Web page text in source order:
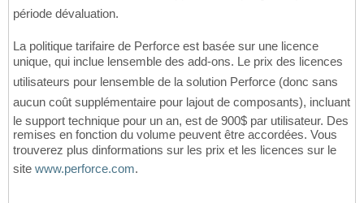
période dévaluation.
La politique tarifaire de Perforce est basée sur une licence
unique, qui inclue lensemble des add-ons. Le prix des licences
utilisateurs pour lensemble de la solution Perforce (donc sans
aucun coût supplémentaire pour lajout de composants), incluant
le support technique pour un an, est de 900$ par utilisateur. Des
remises en fonction du volume peuvent être accordées. Vous
trouverez plus dinformations sur les prix et les licences sur le
site www.perforce.com.